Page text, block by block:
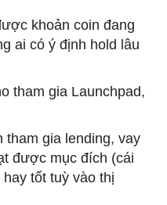
khoản coin đang
ai có ý định hold lâu
tham gia Launchpad,
tham gia lending, vay
được mục đích (cái
tốt tuỳ vào thị